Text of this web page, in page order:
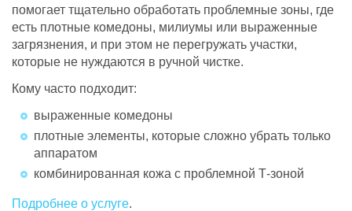
помогает тщательно обработать проблемные зоны, где
есть плотные комедоны, милиумы или выраженные
загрязнения, и при этом не перегружать участки,
которые не нуждаются в ручной чистке.
Кому часто подходит:
выраженные комедоны
плотные элементы, которые сложно убрать только
аппаратом
комбинированная кожа с проблемной Т-зоной
Подробнее о услуге.